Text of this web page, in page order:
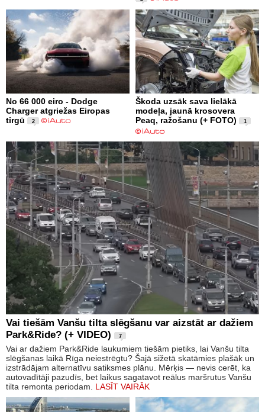
No 66 000 eiro - Dodge
Charger atgriežas Eiropas
tirgū
2
Škoda uzsāk sava lielākā
modeļa, jaunā krosovera
Peaq, ražošanu (+ FOTO)
1
Vai tiešām Vanšu tilta slēgšanu var aizstāt ar dažiem
Park&Ride? (+ VIDEO)
7
Vai ar dažiem Park&Ride laukumiem tiešām pietiks, lai Vanšu tilta
slēgšanas laikā Rīga neiestrēgtu? Šajā sižetā skatāmies plašāk un
izstrādājam alternatīvu satiksmes plānu. Mērķis — nevis cerēt, ka
autovadītāji pazudīs, bet laikus sagatavot reālus maršrutus Vanšu
tilta remonta periodam. LASĪT VAIRĀK